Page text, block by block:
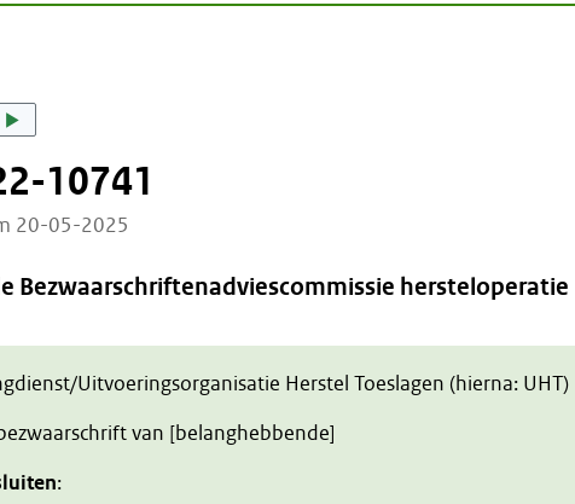
10741
20-05-2025
Bezwaarschriftenadviescommissie hersteloperatie
Uitvoeringsorganisatie Herstel Toeslagen (hierna: UHT)
van [belanghebbende]
: